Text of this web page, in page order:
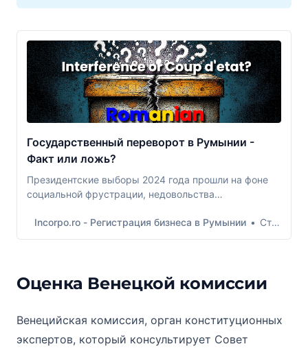
Государственный переворот в Румынии -
Факт или ложь?
Президентские выборы 2024 года прошли на фоне
социальной фрустрации, недовольства
решениями. В этой статье мы проанализируем, что
привело к решению Конституционного суда об
Incorpo.ro - Регистрация бизнеса в Румынии Стефан-Лучиано Делеану
Оценка Венецкой комиссии
Венецийская комиссия, орган конституционных
экспертов, который консультирует Совет